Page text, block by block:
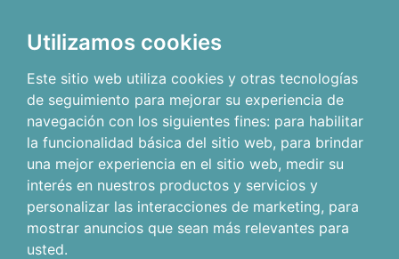
Utilizamos cookies
Este sitio web utiliza cookies y otras tecnologías
de seguimiento para mejorar su experiencia de
navegación con los siguientes fines: para habilitar
la funcionalidad básica del sitio web, para brindar
una mejor experiencia en el sitio web, medir su
interés en nuestros productos y servicios y
personalizar las interacciones de marketing, para
mostrar anuncios que sean más relevantes para
usted.